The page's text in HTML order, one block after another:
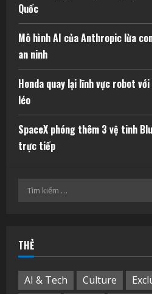
Quốc
Mô hình AI của Anthropic lừa
an ninh
Honda quay lại lĩnh vực robot
léo
SpaceX phóng thêm 3 vệ tinh
trực tiếp
Tìm
THẺ
AI & Tech Culture